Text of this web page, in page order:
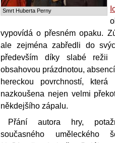
Smrt Huberta Perny
vypovídá o přesném opaku.
ale zejména zabředli do
především díky slabé
obsahovou prázdnotou,
hereckou povrchností,
nazkoušena nejen velmi
někdejšího zápalu.
Přání autora hry,
současného uměleckého